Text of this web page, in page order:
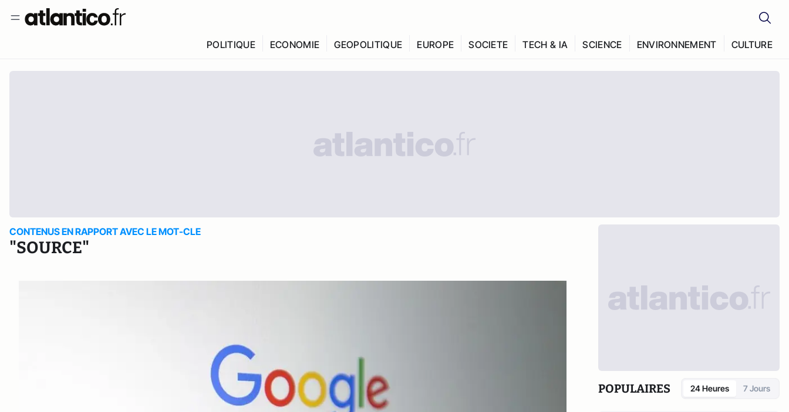
POLITIQUE ECONOMIE GEOPOLITIQUE EUROPE SOCIETE TECH & IA SCIENCE ENVIRONNEMENT CULTURE
CONTENUS EN RAPPORT AVEC LE MOT-CLE
"SOURCE"
POPULAIRES 24 Heures 7 Jours